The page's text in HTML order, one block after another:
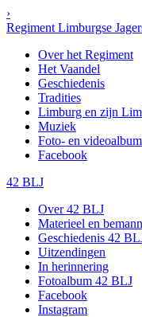
›
Regiment Limburgse
Over het Regiment
Het Vaandel
Geschiedenis
Tradities
Limburg en zijn
Muziek
Foto- en
Facebook
42 BLJ
Over 42 BLJ
Materieel en
Geschiedenis 42
Uitzendingen
In herinnering
Fotoalbum 42 BLJ
Facebook
Instagram